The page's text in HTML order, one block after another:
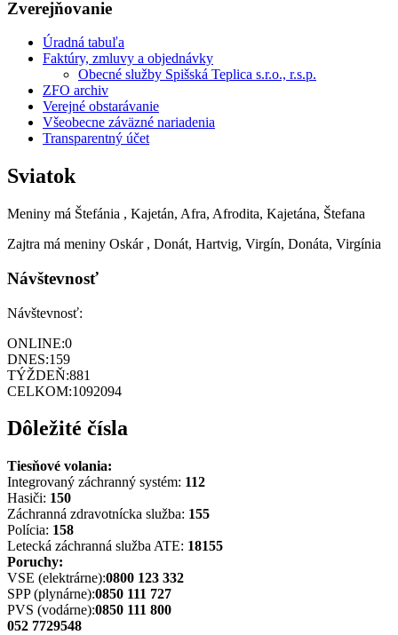
Zverejňovanie
Úradná tabuľa
Faktúry, zmluvy a objednávky
Obecné služby Spišská Teplica s.r.o., r.s.p.
ZFO archiv
Verejné obstarávanie
Všeobecne záväzné nariadenia
Transparentný účet
Sviatok
Meniny má Štefánia , Kajetán, Afra, Afrodita, Kajetána, Štefana
Zajtra má meniny Oskár , Donát, Hartvig, Virgín, Donáta, Virgínia
Návštevnosť
Návštevnosť:
ONLINE:0
DNES:159
TÝŽDEŇ:881
CELKOM:1092094
Dôležité čísla
Tiesňové volania:
Integrovaný záchranný systém: 112
Hasiči: 150
Záchranná zdravotnícka služba: 155
Polícia: 158
Letecká záchranná služba ATE: 18155
Poruchy:
VSE (elektrárne):0800 123 332
SPP (plynárne):0850 111 727
PVS (vodárne):0850 111 800
052 7729548